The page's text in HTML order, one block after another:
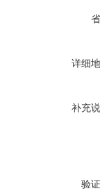
详细
补充
验